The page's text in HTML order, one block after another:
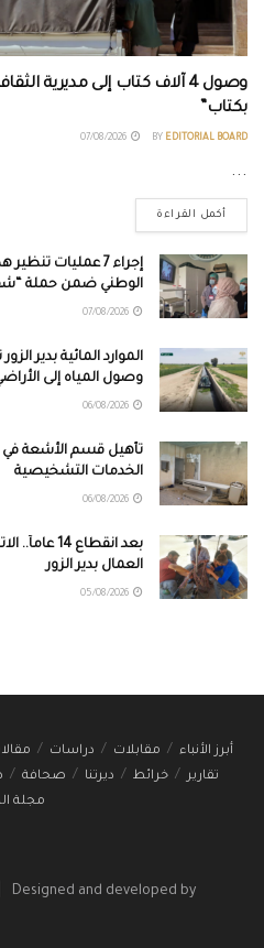
وصول 4 آلاف كتاب إلى مديرية
بكتاب”
BY EDITORIAL BOARD
...
أكمل القراءة
إجراء 7 عمليات
الوطني ضمن حملة
الموارد المائية بدير
وصول المياه إلى
تأهيل قسم الأشعة في
الخدمات التشخيصية
بعد انقطاع
العمال بدير الزور
أبرز الأنباء مقابلات دراسات
تقارير
خرائط ديرتنا صحافة
مجلة
Designed and developed by